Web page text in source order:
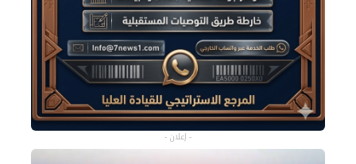
- إعلان -